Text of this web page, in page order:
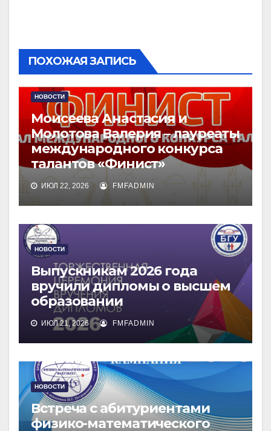
ПОХОЖАЯ ЗАПИСЬ
НОВОСТИ
Моисеева Анастасия и
Молотова Валерия – лауреаты
международного конкурса
талантов «Финист»
ИЮЛ 22, 2026 FMFADMIN
НОВОСТИ
Выпускникам 2026 года
вручили дипломы о высшем
образовании
ИЮЛ 21, 2026 FMFADMIN
НОВОСТИ
Встреча с абитуриентами
физико-математического